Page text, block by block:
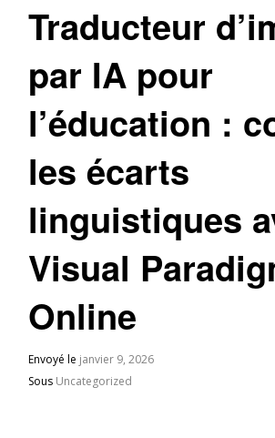
Traducteur
par IA pour
l’éducation :
les écarts
linguistiques
Visual
Online
Envoyé le janvier 9, 2026
Sous Uncategorized